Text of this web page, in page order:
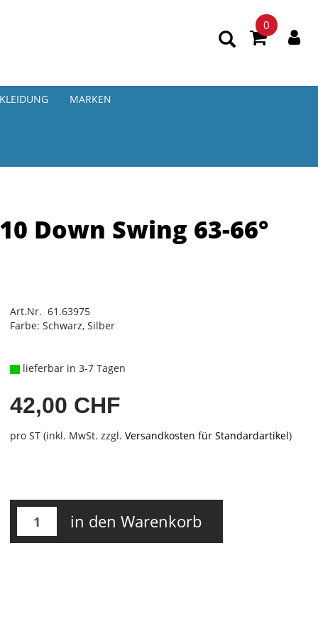
0
MARKEN
Down Swing 63-66°
Art.Nr. 61.63975
Farbe: Schwarz, Silber
lieferbar in 3-7 Tagen
42,00 CHF
pro ST (inkl. MwSt. zzgl. Versandkosten für Standardartikel)
in den Warenkorb